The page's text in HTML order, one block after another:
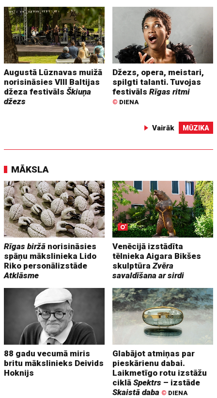
Augustā Lūznavas muižā
norisināsies VIII Baltijas
džeza festivālsŠkiuņa
džezs
Džezs, opera, meistari,
spilgti talanti. Tuvojas
festivālsRīgas ritmi
© DIENA
Vairāk MŪZIKA
MĀKSLA
Rīgas biržā norisināsies
spāņu mākslinieka Lido
Riko personālizstāde
Atklāsme
Venēcijā izstādīta
tēlnieka Aigara Bikšes
skulptūraZvēra
savaldīšana ar sirdi
88 gadu vecumā miris
britu mākslinieks Deivids
Hoknijs
Glabājot atmiņas par
pieskārienu dabai.
Laikmetīgo rotu izstāžu
ciklāSpektrs – izstāde
Skaistā daba © DIENA